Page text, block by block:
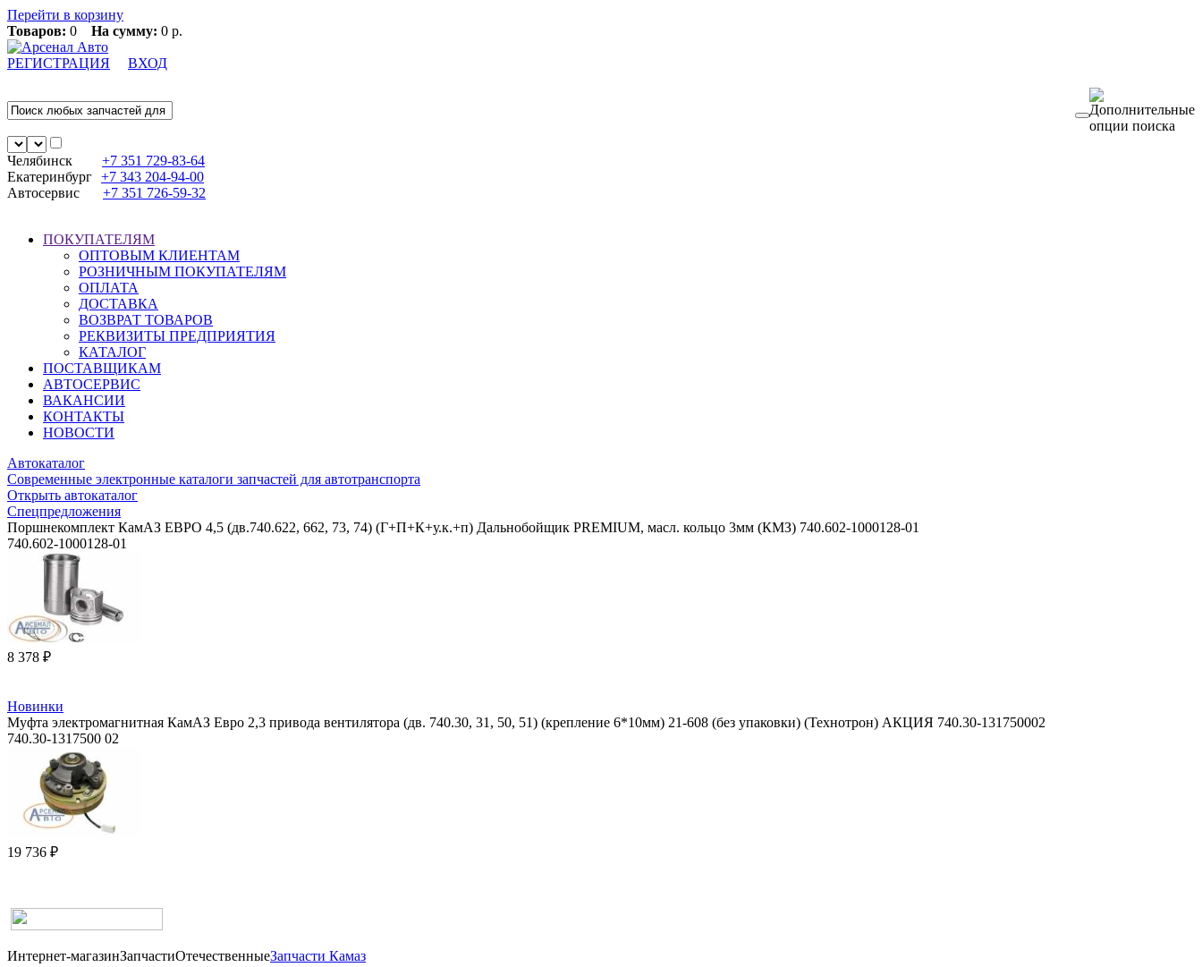
Перейти в корзину
Товаров: 0 На сумму: 0 р.
РЕГИСТРАЦИЯ ВХОД
Челябинск +7 351 729-83-64
Екатеринбург +7 343 204-94-00
Автосервис
+7 351 726-59-32
ПОКУПАТЕЛЯМ
ОПТОВЫМ КЛИЕНТАМ
РОЗНИЧНЫМ ПОКУПАТЕЛЯМ
ОПЛАТА
ДОСТАВКА
ВОЗВРАТ ТОВАРОВ
РЕКВИЗИТЫ ПРЕДПРИЯТИЯ
КАТАЛОГ
ПОСТАВЩИКАМ
АВТОСЕРВИС
ВАКАНСИИ
КОНТАКТЫ
НОВОСТИ
Автокаталог
Современные электронные каталоги запчастей для автотранспорта
Открыть автокаталог
Спецпредложения
Поршнекомплект КамАЗ ЕВРО 4,5 (дв.740.622, 662, 73, 74) (Г+П+К+у.к.+п) Дальнобойщик PREMIUM, масл. кольцо 3мм (КМЗ) 740.602-1000128-01
740.602-1000128-01
8 378 ₽
Новинки
Муфта электромагнитная КамАЗ Евро 2,3 привода вентилятора (дв. 740.30, 31, 50, 51) (крепление 6*10мм) 21-608 (без упаковки) (Технотрон) АКЦИЯ 740.30-131750002
740.30-1317500 02
19 736 ₽
Интернет-магазинЗапчастиОтечественныеЗапчасти Камаз